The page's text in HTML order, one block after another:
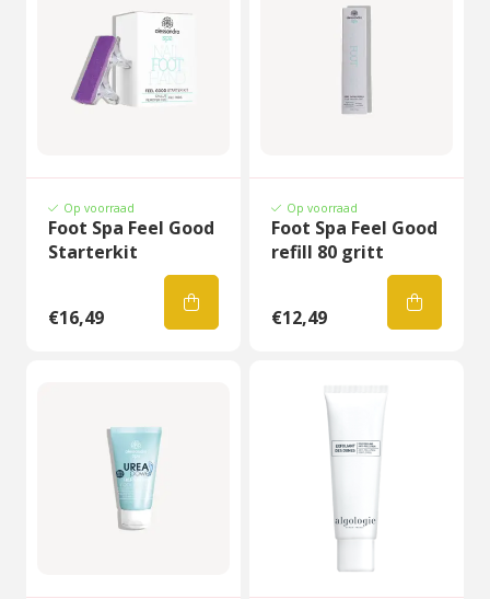
Op voorraad
Foot Spa Feel Good
Starterkit
€16,49
Op voorraad
Foot Spa Feel Good
refill 80 gritt
€12,49